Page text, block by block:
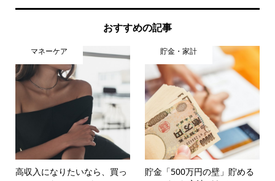
おすすめの記事
マネーケア
高収入になりたいなら、買っ
貯金・家計
貯金「500万円の壁」貯める